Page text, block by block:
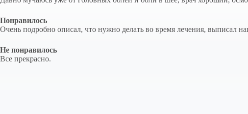
Понравилось
Очень подробно описал, что нужно делать во время лечения, выписал
Не понравилось
Все прекрасно.